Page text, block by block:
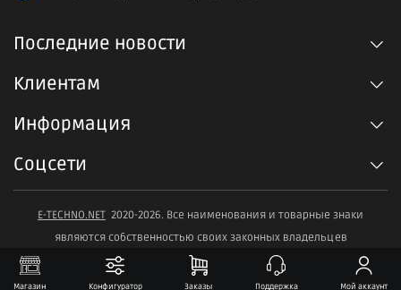
Последние новости
Клиентам
Информация
Соцсети
E-TECHNO.NET 2020-2026. Все наименования и товарные знаки
являются собственностью своих законных владельцев
Магазин Конфигуратор Заказы Поддержка Мой аккаунт